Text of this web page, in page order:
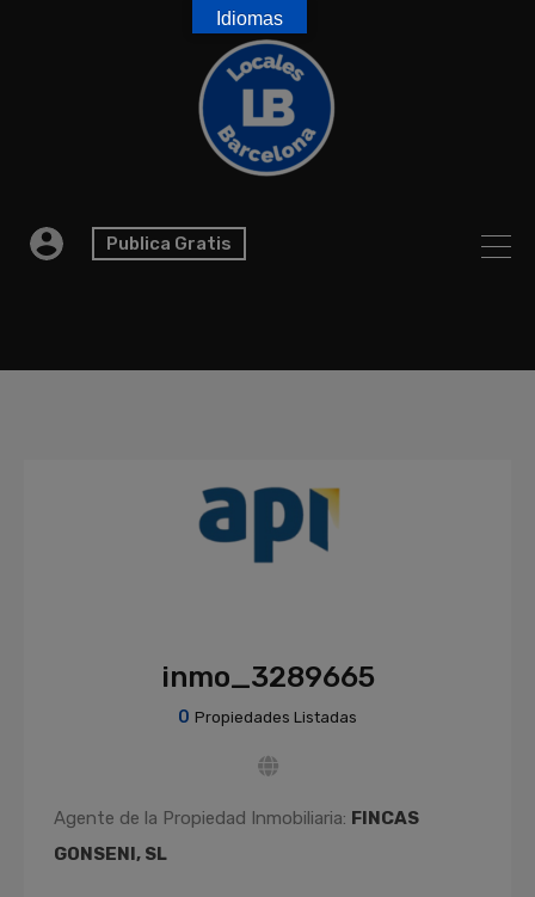
Publica Gratis
inmo_3289665
0 Propiedades Listadas
Agente de la Propiedad Inmobiliaria: FINCAS
GONSENI, SL
Idiomas